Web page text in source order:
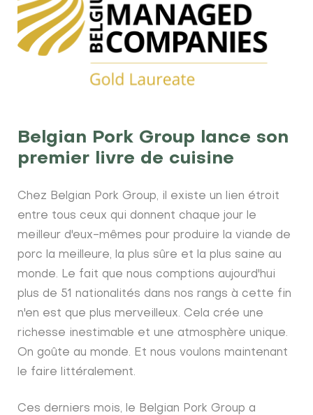
Belgian Pork Group lance son
premier livre de cuisine
Chez Belgian Pork Group, il existe un lien étroit
entre tous ceux qui donnent chaque jour le
meilleur d'eux-mêmes pour produire la viande de
porc la meilleure, la plus sûre et la plus saine au
monde. Le fait que nous comptions aujourd'hui
plus de 51 nationalités dans nos rangs à cette fin
n'en est que plus merveilleux. Cela crée une
richesse inestimable et une atmosphère unique.
On goûte au monde. Et nous voulons maintenant
le faire littéralement.
Ces derniers mois, le Belgian Pork Group a